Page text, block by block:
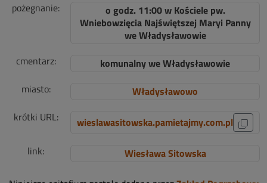
pożegnanie:
o godz. 11:00 w Kościele pw.
Wniebowzięcia Najświętszej Maryi Panny
we Władysławowie
cmentarz:
komunalny we Władysławowie
miasto:
Władysławowo
krótki URL:
wieslawasitowska.pamietajmy.com.pl
link:
Wiesława Sitowska